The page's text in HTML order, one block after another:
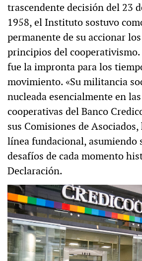
trascendente decisión del 23
1958, el Instituto sostuvo
permanente de su accionar
principios del cooperativismo.
fue la impronta para los
movimiento. «Su militancia
nucleada esencialmente en las
cooperativas del Banco
sus Comisiones de
línea fundacional, asumiendo
desafíos de cada momento
Declaración.